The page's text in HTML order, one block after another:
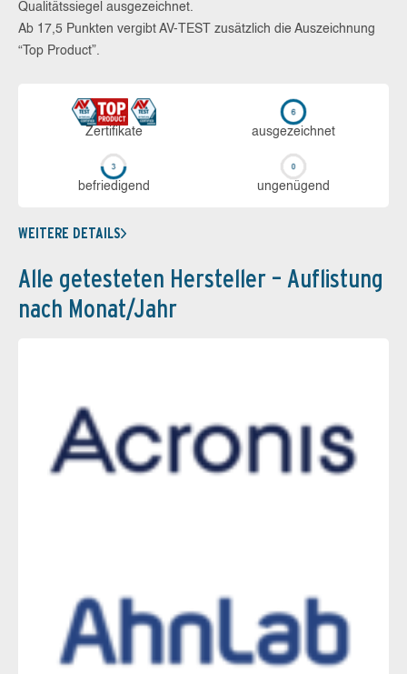
Qualitätssiegel ausgezeichnet.
Ab 17,5 Punkten vergibt AV-TEST zusätzlich die Auszeichnung
“Top Product”.
Zerti­fikate aus­ge­zeich­net
be­frie­di­gend un­ge­nü­gend
WEITERE DETAILS
Alle getesteten Hersteller – Auflistung
nach Monat/Jahr